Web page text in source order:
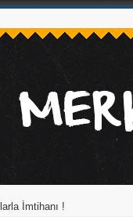
İmtihanı !